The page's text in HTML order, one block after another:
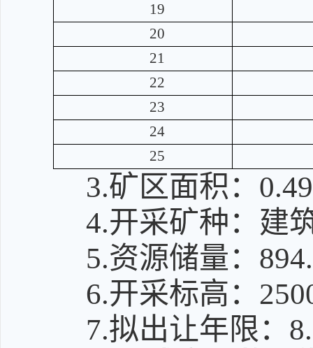
19
20
21
22
23
24
25
3.矿区面积：
4.开采矿种：建
5.资源储量：
6.开采标高：
7.拟出让年限：